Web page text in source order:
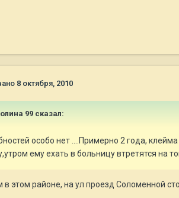
8 октября, 2010
99 сказал:
особо нет ....Примерно 2 года,
ему ехать в больницу втретятся на
этом районе, на ул проезд Соломенной